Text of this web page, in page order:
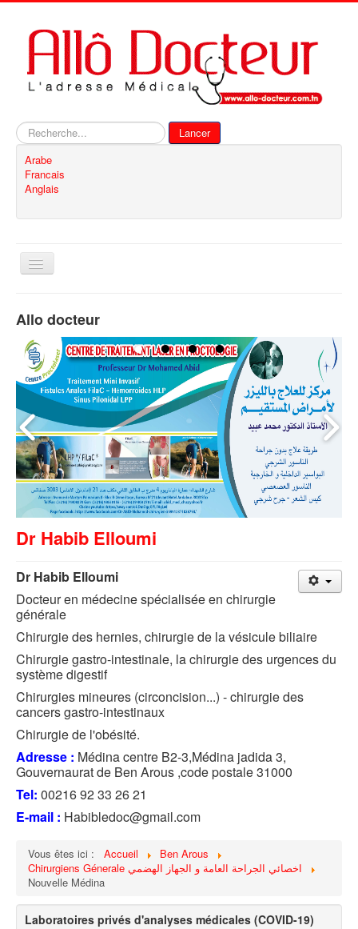
Rechercher
Lancer
Arabe
Francais
Anglais
Basculer
Contact
Allo docteur
Dr Habib Elloumi
Dr Habib Elloumi
Docteur en médecine spécialisée en chirurgie
générale
Chirurgie des hernies, chirurgie de la vésicule biliaire
Chirurgie gastro-intestinale, la chirurgie des urgences du
système digestif
Chirurgies mineures (circoncision...) - chirurgie des
cancers gastro-intestinaux
Chirurgie de l'obésité.
Adresse : Médina centre B2-3,Médina jadida 3,
Gouvernaurat de Ben Arous ,code postale 31000
Tel: 00216 92 33 26 21
E-mail : Habibledoc@gmail.com
Vous êtes ici : Accueil
Ben Arous
Nouvelle Médina
Laboratoires privés d'analyses médicales (COVID-19)